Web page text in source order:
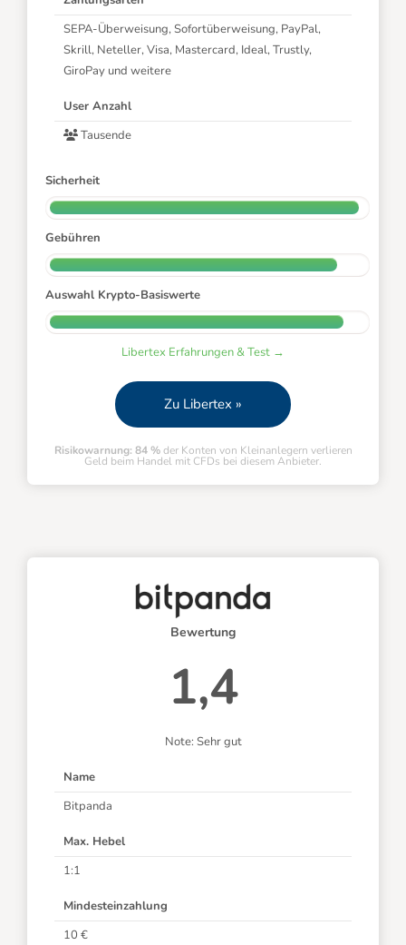
SEPA-Überweisung, Sofortüberweisung, PayPal,
Skrill, Neteller, Visa, Mastercard, Ideal, Trustly,
GiroPay und weitere
User Anzahl
Tausende
Sicherheit
Gebühren
Auswahl Krypto-Basiswerte
Libertex Erfahrungen & Test →
Zu Libertex »
Risikowarnung: 84 %der Konten von Kleinanlegern verlieren
Geld beim Handel mit CFDs bei diesem Anbieter.
Bewertung
1,4
Note: Sehr gut
Name
Bitpanda
Max. Hebel
1:1
Mindesteinzahlung
10 €